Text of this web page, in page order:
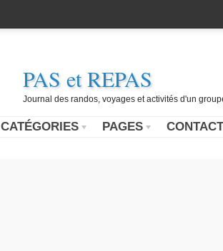
PAS et REPAS
Journal des randos, voyages et activités d'un
CATÉGORIES PAGES CONTACT